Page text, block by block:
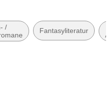
/
Fantasyliteratur